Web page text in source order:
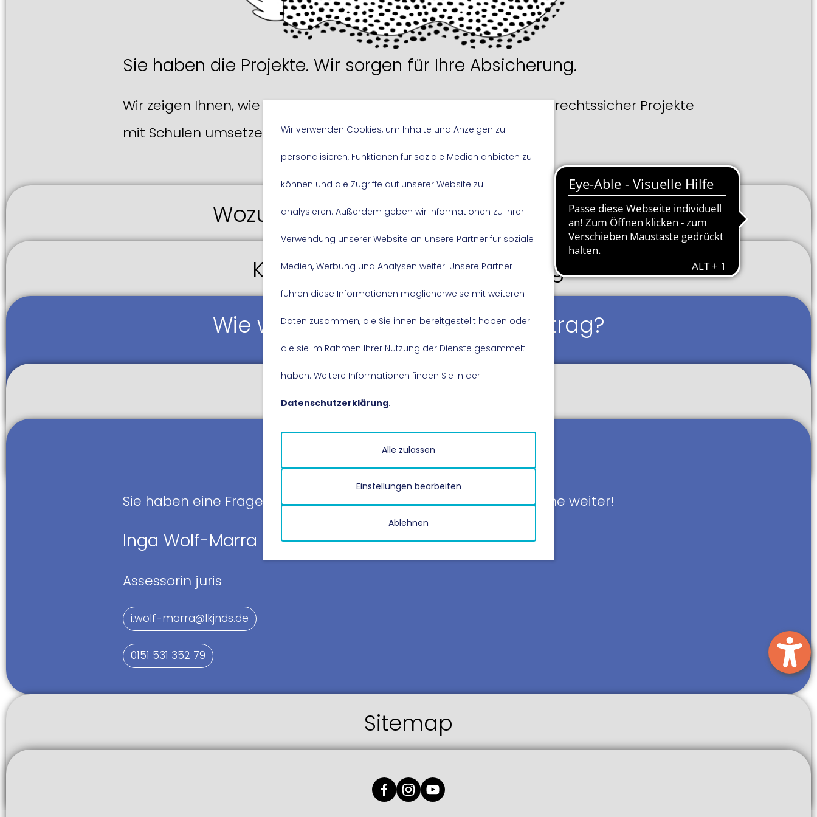
Sie haben die Projekte. Wir sorgen für Ihre Absicherung.
Wir zeigen Ihnen, wie Sie alsKulturtätige*roder Kultureinrichtung rechtssicher Projekte
mit Schulen umsetzen.
Wozu kann ich mich beraten lassen?
Kulturelle Bildung im Ganztag
Wie wähle ich den richtigen Vertrag?
Mustervorlagen
Kontakt
Sie haben eine Frage? Kontaktieren Sie uns. Wir helfen Ihnen gerne weiter!
Inga Wolf-Marra
Assessorin juris
i.wolf-marra@lkjnds.de
0151 531 352 79
Sitemap
Wir verwenden Cookies, um Inhalte und Anzeigen zu
personalisieren, Funktionen für soziale Medien anbieten zu
können und die Zugriffe auf unserer Website zu
analysieren. Außerdem geben wir Informationen zu Ihrer
Verwendung unserer Website an unsere Partner für soziale
Medien, Werbung und Analysen weiter. Unsere Partner
führen diese Informationen möglicherweise mit weiteren
Daten zusammen, die Sie ihnen bereitgestellt haben oder
die sie im Rahmen Ihrer Nutzung der Dienste gesammelt
haben. Weitere Informationen finden Sie in der
Datenschutzerklärung.
Einstellungen bearbeiten
Ablehnen
Alle zulassen